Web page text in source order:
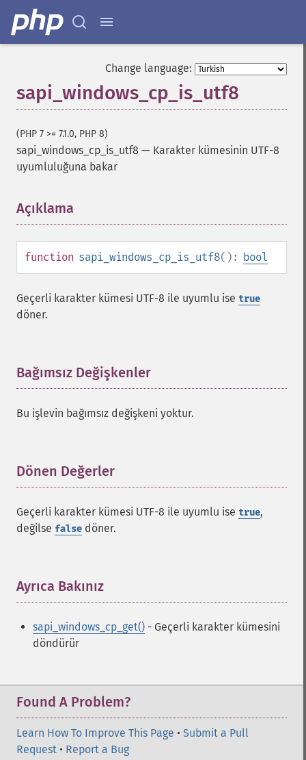
Change language:
sapi_windows_cp_is_utf8
(PHP 7 >= 7.1.0, PHP 8)
sapi_windows_cp_is_utf8 — Karakter kümesinin UTF-8
uyumluluğuna bakar
Açıklama
function sapi_windows_cp_is_utf8(): bool
Geçerli karakter kümesi UTF-8 ile uyumlu ise true
döner.
Bağımsız Değişkenler
Bu işlevin bağımsız değişkeni yoktur.
Dönen Değerler
Geçerli karakter kümesi UTF-8 ile uyumlu ise true,
değilse false döner.
Ayrıca Bakınız
sapi_windows_cp_get() - Geçerli karakter kümesini
döndürür
Found A Problem?
Learn How To Improve This Page • Submit a Pull
Request • Report a Bug